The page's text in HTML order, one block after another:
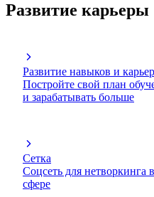
Развитие карьеры
Развитие навыков и
Постройте свой план
и зарабатывать больше
Сетка
Соцсеть для
сфере